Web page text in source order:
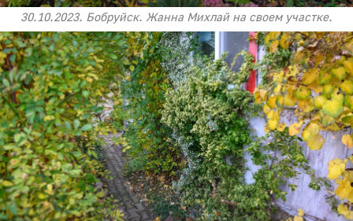
30.10.2023. Бобруйск. Жанна Михлай на своем участке.